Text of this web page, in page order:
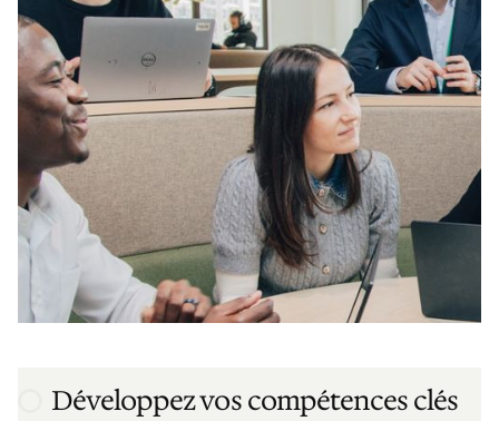
Développez vos compétences clés